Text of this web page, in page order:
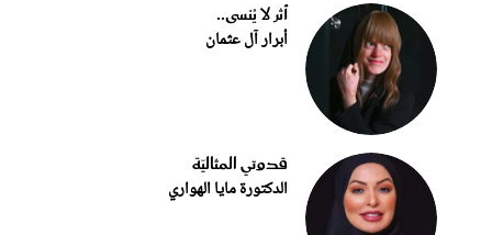
أثر لا يُنسى..
أبرار آل عثمان
قدوتي المثاليّة
الدكتورة مايا الهواري